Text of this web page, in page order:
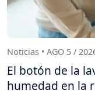
Noticias • AGO 5 /
El botón de la
humedad en la